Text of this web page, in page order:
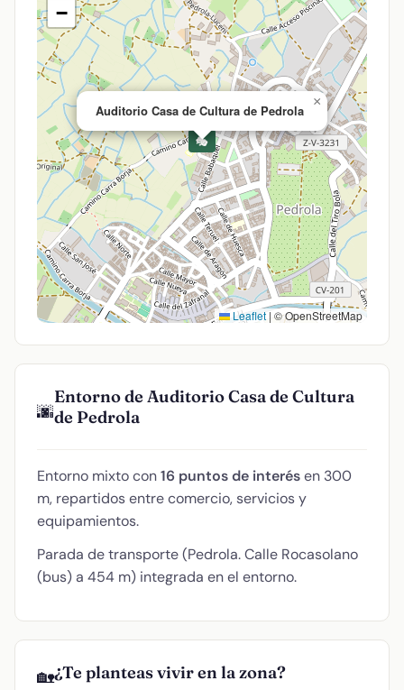
🎭
Auditorio Casa de Cultura de Pedrola
×
−
Leaflet | © OpenStreetMap
🌆
Entorno de Auditorio Casa de Cultura
de Pedrola
Entorno mixto con16 puntos de interésen 300
m, repartidos entre comercio, servicios y
equipamientos.
Parada de transporte (Pedrola. Calle Rocasolano
(bus) a 454 m) integrada en el entorno.
🏡¿Te planteas vivir en la zona?